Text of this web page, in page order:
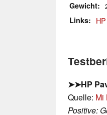
Gewicht
Links
➤➤HP
Quelle: Mi
Positive: